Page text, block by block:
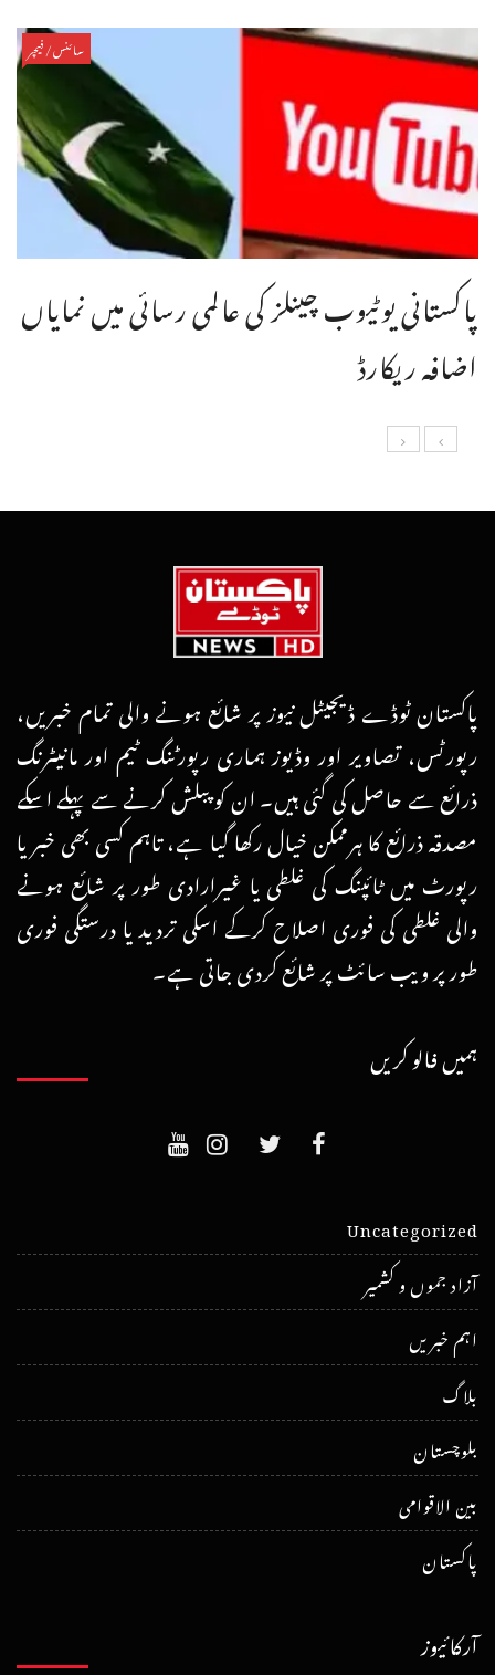
سائنس/فیچر
پاکستانی یوٹیوب چینلز کی عالمی رسائی میں نمایاں
اضافہ ریکارڈ
پاکستان ٹوڈے ڈیجیٹل نیوز پر شائع ہونے والی تمام خبریں،
رپورٹس، تصاویر اور وڈیوز ہماری رپورٹنگ ٹیم اور مانیٹرنگ
ذرائع سے حاصل کی گئی ہیں۔ ان کو پبلش کرنے سے پہلے اسکے
مصدقہ ذرائع کا ہرممکن خیال رکھا گیا ہے، تاہم کسی بھی خبر یا
رپورٹ میں ٹائپنگ کی غلطی یا غیرارادی طور پر شائع ہونے
والی غلطی کی فوری اصلاح کرکے اسکی تردید یا درستگی فوری
طور پر ویب سائٹ پر شائع کردی جاتی ہے۔
ہمیں فالو کریں
Uncategorized
آزاد جموں و کشمیر
اہم خبریں
بلاگ
بلوچستان
بین الاقوامی
پاکستان
آرکائیوز